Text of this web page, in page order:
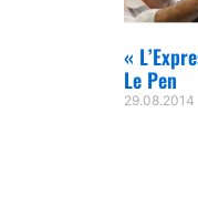
«
Le Pen
29.08.2014